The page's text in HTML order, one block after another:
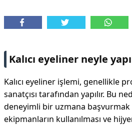
Kalıcı eyeliner neyle
Kalıcı eyeliner işlemi, genellikle
sanatçısı tarafından yapılır. Bu
deneyimli bir uzmana
ekipmanların kullanılması ve